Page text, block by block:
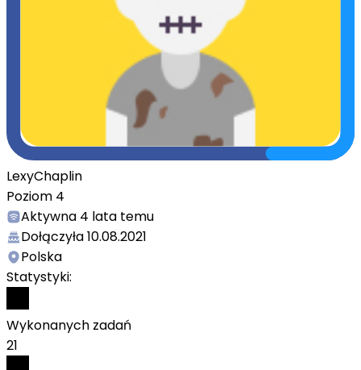
LexyChaplin
Poziom 4
Aktywna 4 lata temu
Dołączyła10.08.2021
Polska
Statystyki:
Wykonanych zadań
21